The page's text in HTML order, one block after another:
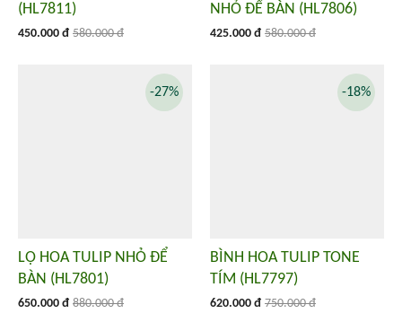
(HL7811)
450.000 đ 580.000 đ
NHỎ ĐỂ BÀN (HL7806)
425.000 đ 580.000 đ
LỌ HOA TULIP NHỎ ĐỂ
BÀN (HL7801)
650.000 đ 880.000 đ
-27%
BÌNH HOA TULIP TONE
TÍM (HL7797)
620.000 đ 750.000 đ
-18%